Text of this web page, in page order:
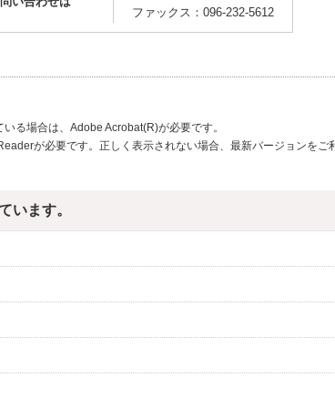
ファックス：096-232-5612
る場合は、Adobe Acrobat(R)が必要です。
が必要です。正しく表示されない場合、最新バージョンをご
います。